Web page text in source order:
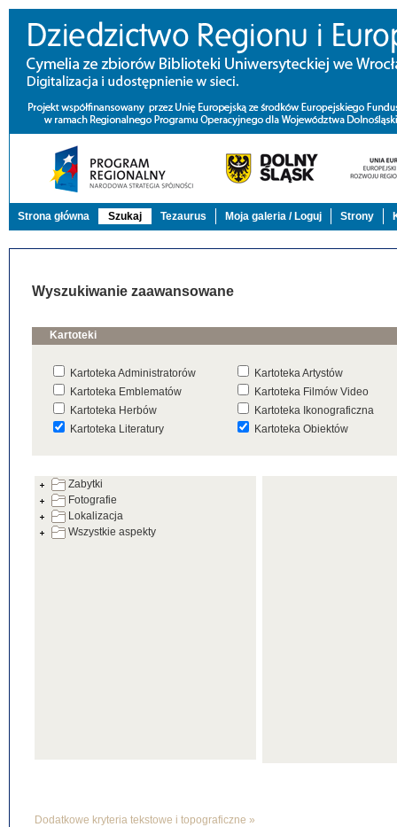
Strona główna Szukaj Tezaurus Moja galeria / Loguj Strony
Wyszukiwanie zaawansowane
Kartoteki
Kartoteka Administratorów
Kartoteka Artystów
Kartoteka Emblematów
Kartoteka Filmów Video
Kartoteka Herbów
Kartoteka Ikonograficzna
Kartoteka Literatury
Kartoteka Obiektów
Kartoteka Warsztatów
Kartoteka Zabytków
Zabytki
Fotografie
Lokalizacja
Wszystkie aspekty
Dodatkowe kryteria tekstowe i topograficzne »